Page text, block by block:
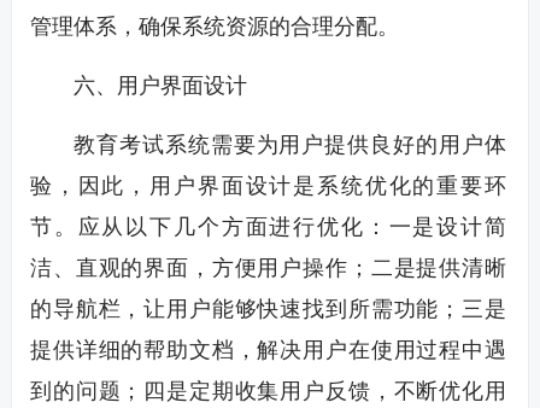
管理体系，确保系统资源的合理分配。
六、用户界面设计
教育考试系统需要为用户提供良好的用户体
验，因此，用户界面设计是系统优化的重要环
节。应从以下几个方面进行优化：一是设计简
洁、直观的界面，方便用户操作；二是提供清晰
的导航栏，让用户能够快速找到所需功能；三是
提供详细的帮助文档，解决用户在使用过程中遇
到的问题；四是定期收集用户反馈，不断优化用